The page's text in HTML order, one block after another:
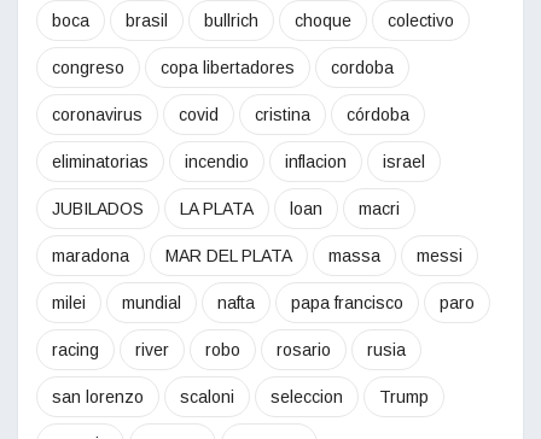
boca brasil bullrich choque colectivo
congreso copa libertadores cordoba
coronavirus covid cristina córdoba
eliminatorias incendio inflacion israel
JUBILADOS LA PLATA loan macri
maradona MAR DEL PLATA massa messi
milei mundial nafta papa francisco paro
racing river robo rosario rusia
san lorenzo scaloni seleccion Trump